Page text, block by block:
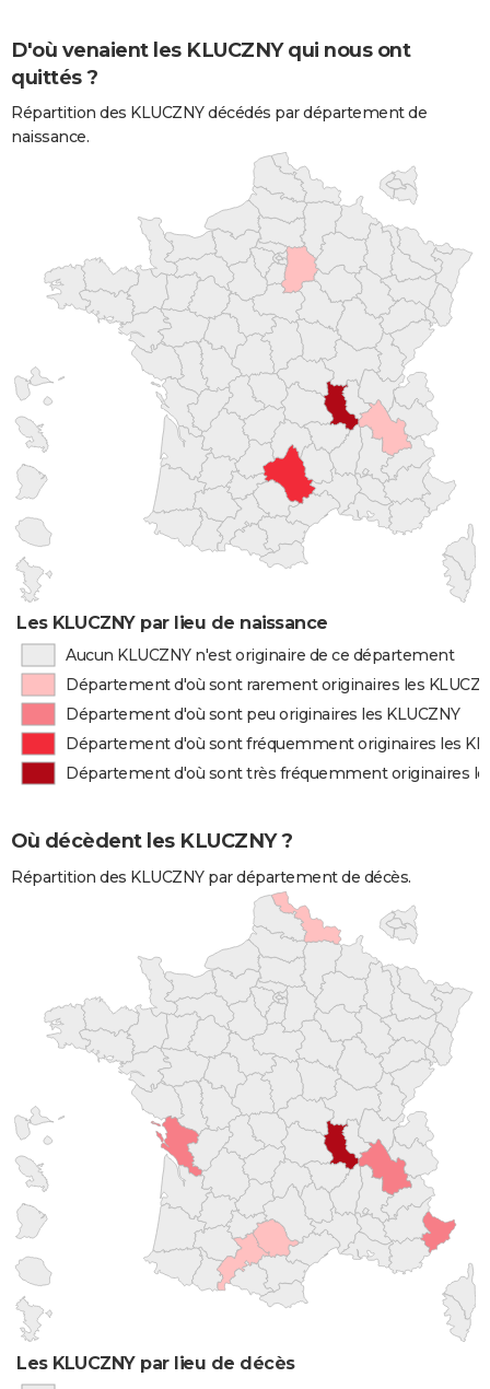
D'où venaient les KLUCZNY qui nous ont
quittés ?
Répartition des KLUCZNY décédés par département de
naissance.
Les KLUCZNY par lieu de naissance
Aucun KLUCZNY n'est originaire de ce département
Département d'où sont rarement originaires les
Département d'où sont peu originaires les KLUCZNY
Département d'où sont fréquemment originaires les
Département d'où sont très fréquemment originaires
Où décèdent les KLUCZNY ?
Répartition des KLUCZNY par département de décès.
Les KLUCZNY par lieu de décès